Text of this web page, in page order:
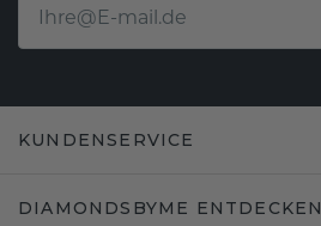
KUNDENSERVICE
DIAMONDSBYME ENTDECKEN